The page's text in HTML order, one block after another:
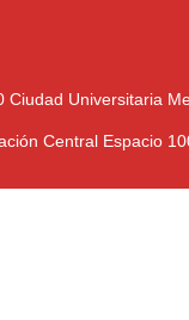
Ciudad Universitaria
Central Espacio